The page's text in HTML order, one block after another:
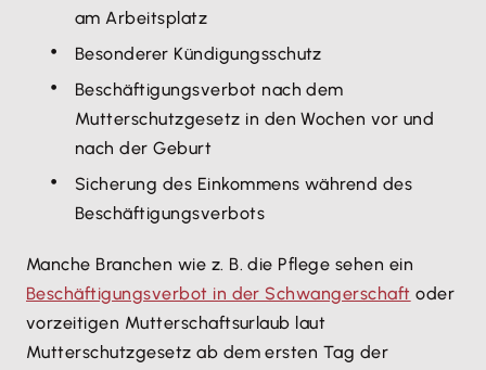
am Arbeitsplatz
Besonderer Kündigungsschutz
Beschäftigungsverbot nach dem
Mutterschutzgesetz in den Wochen vor und
nach der Geburt
Sicherung des Einkommens während des
Beschäftigungsverbots
Manche Branchen wie z. B. die Pflege sehen ein
Beschäftigungsverbot in der Schwangerschaft oder
vorzeitigen Mutterschaftsurlaub laut
Mutterschutzgesetz ab dem ersten Tag der